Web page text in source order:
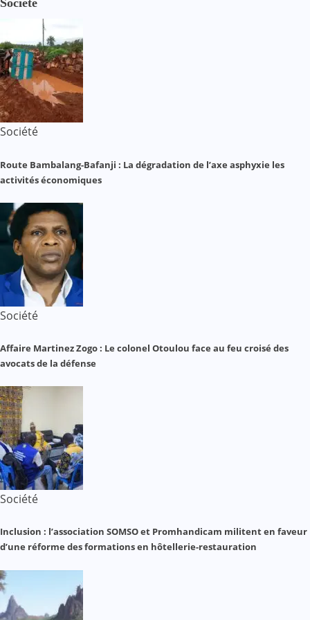
Société
Société
Route Bambalang-Bafanji : La dégradation de l’axe asphyxie les
activités économiques
Société
Affaire Martinez Zogo : Le colonel Otoulou face au feu croisé des
avocats de la défense
Société
Inclusion : l’association SOMSO et Promhandicam militent en faveur
d’une réforme des formations en hôtellerie-restauration